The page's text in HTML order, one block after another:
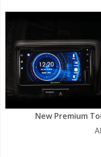
New Premium